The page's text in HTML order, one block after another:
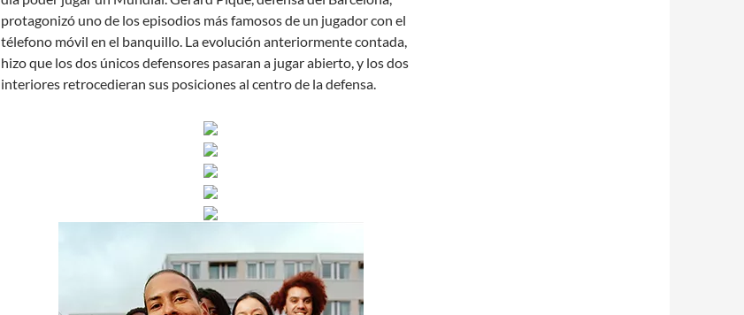
protagonizó uno de los episodios más famosos de un jugador con el
télefono móvil en el banquillo. La evolución anteriormente contada,
hizo que los dos únicos defensores pasaran a jugar abierto, y los dos
interiores retrocedieran sus posiciones al centro de la defensa.